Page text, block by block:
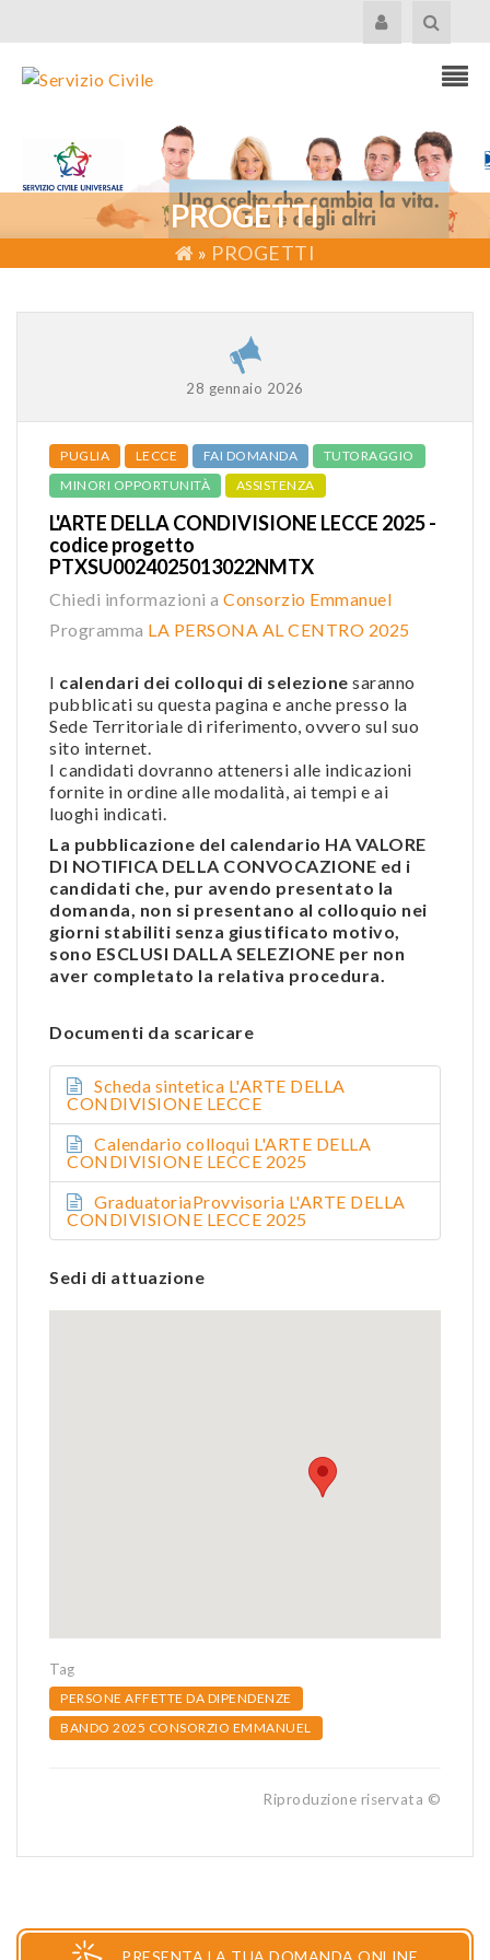
PROGETTI
» PROGETTI
28 gennaio 2026
PUGLIA LECCE FAI DOMANDA
TUTORAGGIO
MINORI OPPORTUNITÀ
ASSISTENZA
L'ARTE DELLA CONDIVISIONE LECCE 2025 -
codice progetto
PTXSU0024025013022NMTX
Chiedi informazioni a Consorzio Emmanuel
Programma LA PERSONA AL CENTRO 2025
I calendari dei colloqui di selezione saranno
pubblicati su questa pagina e anche presso la
Sede Territoriale di riferimento, ovvero sul suo
sito internet.
I candidati dovranno attenersi alle indicazioni
fornite in ordine alle modalità, ai tempi e ai
luoghi indicati.
La pubblicazione del calendario HA VALORE
DI NOTIFICA DELLA CONVOCAZIONE ed i
candidati che, pur avendo presentato la
domanda, non si presentano al colloquio nei
giorni stabiliti senza giustificato motivo,
sono ESCLUSI DALLA SELEZIONE per non
aver completato la relativa procedura.
Documenti da scaricare
Scheda sintetica L'ARTE DELLA
CONDIVISIONE LECCE
Calendario colloqui L'ARTE DELLA
CONDIVISIONE LECCE 2025
GraduatoriaProvvisoria L'ARTE DELLA
CONDIVISIONE LECCE 2025
Sedi di attuazione
Tag
PERSONE AFFETTE DA DIPENDENZE
BANDO 2025 CONSORZIO EMMANUEL
Riproduzione riservata ©
PRESENTA LA TUA DOMANDA ONLINE